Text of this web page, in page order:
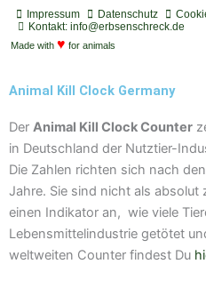
t
i
f
c
a
s
t
a
g
a
m
t
u
t
Impressum Datenschutz
Kontakt: info@erbsenschreck.de
Made with ♥ for animals
Animal Kill Clock Germany
Der Animal Kill Clock Counter
in Deutschland der Nutztier-
Die Zahlen richten sich nach
Jahre. Sie sind nicht als
einen Indikator an, wie viele
Lebensmittelindustrie getötet
weltweiten Counter findest Du